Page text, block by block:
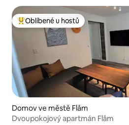
Nejlepší v kategorii Oblíbené u hostů
Oblíbené u hostů
Domov ve městě Flåm
Dvoupokojový apartmán Flåm